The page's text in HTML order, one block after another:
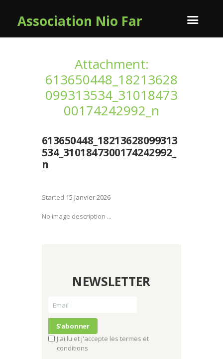
Association Nio Far
Attachment:
613650448_18213628
099313534_31018473
00174242992_n
613650448_18213628099313
534_3101847300174242992_
n
Started 15 janvier 2026
No image description ...
NEWSLETTER
J'ai lu et j'accepte les termes et
conditions